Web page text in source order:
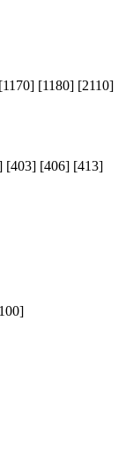
[1180] [2110]
[403] [406] [413]